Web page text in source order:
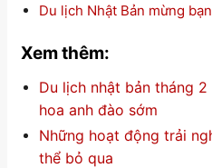
Du lịch Nhật Bản mừng
Xem thêm:
Du lịch nhật bản tháng
hoa anh đào sớm
Những hoạt động trải
thể bỏ qua